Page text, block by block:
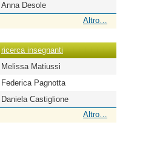
Anna Desole
operatori
-
Altro…
ricerca insegnanti
Melissa Matiussi
Federica Pagnotta
Daniela Castiglione
insegnanti
Altro…